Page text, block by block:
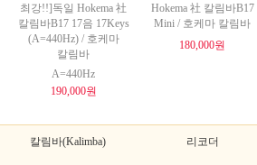
최강!!]독일 Hokema 社
칼림바B17 17음 17Keys
(A=440Hz) / 호케마
칼림바
A=440Hz
190,000원
Hokema 社 칼림바B17
Mini / 호케마 칼림바
180,000원
칼림바(Kalimba) 리코더